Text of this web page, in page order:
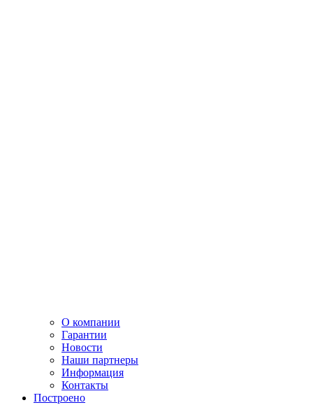
О компании
Гарантии
Новости
Наши партнеры
Информация
Контакты
Построено